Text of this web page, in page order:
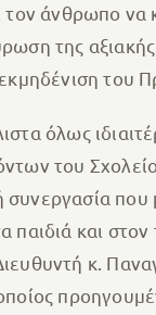
τον άνθρωπο να
της
εκμηδένιση του
όλως
του
που
παιδιά και στον
κ.